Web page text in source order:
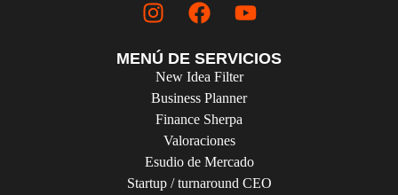
MENÚ DE SERVICIOS
New Idea Filter
Business Planner
Finance Sherpa
Valoraciones
Esudio de Mercado
Startup / turnaround CEO